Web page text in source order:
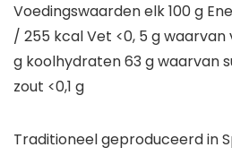
Voedingswaarden elk 100 g
/ 255 kcal Vet <0, 5 g
g koolhydraten 63 g waarvan
zout <0,1 g
Traditioneel geproduceerd in